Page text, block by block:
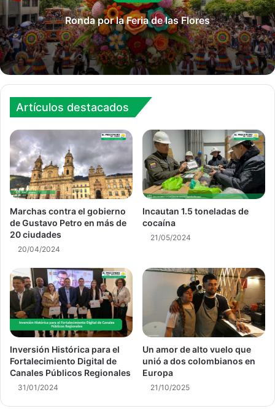
Ronda por la Feria de las Flores
Artículos destacados
Marchas contra el gobierno
de Gustavo Petro en más de
20 ciudades
20/04/2024
Incautan 1.5 toneladas de
cocaína
21/05/2024
Inversión Histórica para el
Fortalecimiento Digital de
Canales Públicos Regionales
31/01/2024
Un amor de alto vuelo que
unió a dos colombianos en
Europa
21/10/2025